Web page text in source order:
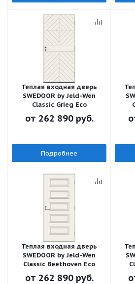
Теплая входная дверь
SWEDOOR by Jeld-Wen
Classic Grieg Eco
от 262 890 руб.
Подробнее
Теплая входная дверь
SWEDOOR by Jeld-Wen
Classic Beethoven Eco
от 262 890 руб.